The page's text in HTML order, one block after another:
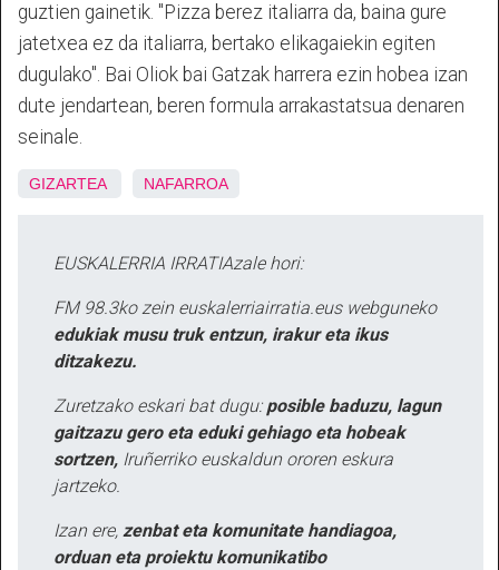
guztien gainetik. "Pizza berez italiarra da, baina gure
jatetxea ez da italiarra, bertako elikagaiekin egiten
dugulako". Bai Oliok bai Gatzak harrera ezin hobea izan
dute jendartean, beren formula arrakastatsua denaren
seinale.
GIZARTEA NAFARROA
EUSKALERRIA IRRATIAzale hori:
FM 98.3ko zein euskalerriairratia.eus webguneko
edukiak musu truk entzun, irakur eta ikus
ditzakezu.
Zuretzako eskari bat dugu: posible baduzu, lagun
gaitzazu gero eta eduki gehiago eta hobeak
sortzen, Iruñerriko euskaldun ororen eskura
jartzeko.
Izan ere, zenbat eta komunitate handiagoa,
orduan eta proiektu komunikatibo